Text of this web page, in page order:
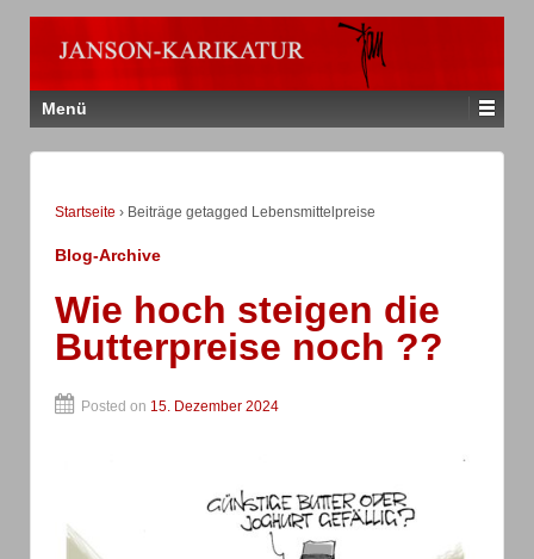
Menü
Startseite › Beiträge getagged Lebensmittelpreise
Blog-Archive
Wie hoch steigen die
Butterpreise noch ??
Posted on 15. Dezember 2024